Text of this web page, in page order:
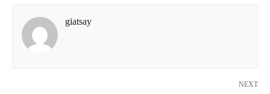
giatsay
NEXT